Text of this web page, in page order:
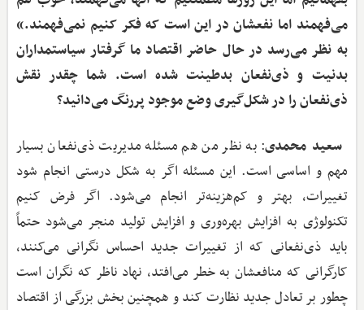
می‌فهمند اما نفعشان در این است که فکر کنیم نمی‌فهمند.»
به نظر می‌رسد در حال حاضر اقتصاد ما گرفتار سیاستمداران
بدنیت و ذی‌نفعان بدطینت شده است. شما چقدر نقش
ذی‌نفعان را در شکل‌گیری وضع موجود پررنگ می‌دانید؟
سعید محمدی: به نظر من هم مسئله مدیریت ذی‌نفعان بسیار
مهم و اساسی است. این مسئله اگر به شکل درستی انجام شود
تغییرات، بهتر و کم‌هزینه‌تر انجام می‌شود. اگر فرض کنیم
تکنولوژی به افزایش بهره‌وری و افزایش تولید منجر می‌شود حتماً
باید ذی‌نفعانی که از تغییرات جدید احساس نگرانی می‌کنند،
کارگرانی که منافعشان به خطر می‌افتد، نهاد ناظر که نگران است
چطور بر تعادل جدید نظارت کند و همچنین بخش بزرگی از اقتصاد